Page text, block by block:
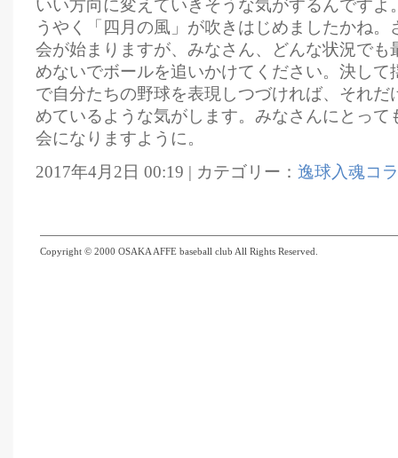
いい方向に変えていきそうな気がするんですよ
うやく「四月の風」が吹きはじめましたかね。
会が始まりますが、みなさん、どんな状況でも
めないでボールを追いかけてください。決して
で自分たちの野球を表現しつづければ、それだ
めているような気がします。みなさんにとって
会になりますように。
2017年4月2日 00:19 | カテゴリー： 逸球入魂コ
Copyright © 2000 OSAKA AFFE baseball club All Rights Reserved.